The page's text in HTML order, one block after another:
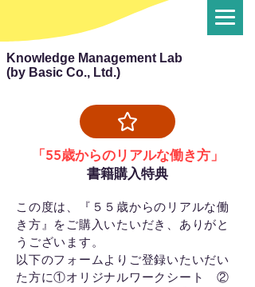
Knowledge Management Lab
(by Basic Co., Ltd.)
「55歳からのリアルな働き方」
​書籍購入特典
この度は、『５５歳からのリアルな働
き方』をご購入いたいだき、ありがと
うございます。
以下のフォームよりご登録いたいだい
た方に①オリジナルワークシート ②